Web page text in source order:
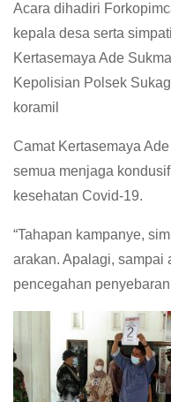
Acara dihadiri
kepala desa serta
Kertasemaya Ade
Kepolisian Polsek
koramil
Camat Kertasemaya
semua menjaga
kesehatan Covid-19.
“Tahapan kampanye,
arakan. Apalagi, sampai
pencegahan